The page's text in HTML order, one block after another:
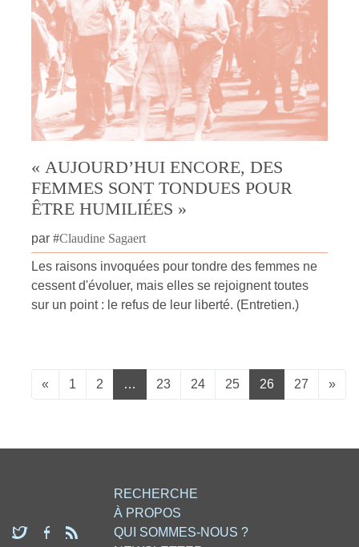
« AUJOURD’HUI ENCORE, DES
FEMMES SONT TONDUES POUR
ÊTRE HUMILIÉES »
par #Claudine Sagaert
Les raisons invoquées pour tondre des femmes ne
cessent d'évoluer, mais elles se rejoignent toutes
sur un point : le refus de leur liberté. (Entretien.)
« 1 2 … 23 24 25 26 27 »
RECHERCHE
À PROPOS
QUI SOMMES-NOUS ?